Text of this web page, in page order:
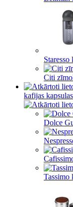
Staresso
Citi
kafijas kapsulas
Dolce
Tassimo